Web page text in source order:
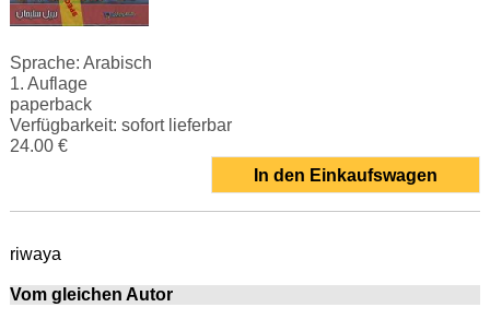
Sprache: Arabisch
1. Auflage
paperback
Verfügbarkeit: sofort lieferbar
24.00 €
In den Einkaufswagen
riwaya
Vom gleichen Autor